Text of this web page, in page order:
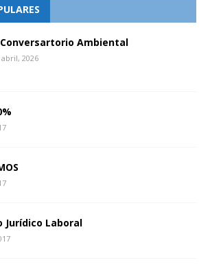
Ambiental
abril, 2026
Laboral